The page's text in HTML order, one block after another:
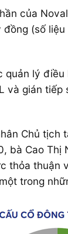
của
(số
lý
gián tiếp
Chủ tịch
bà Cao
thỏa
trong